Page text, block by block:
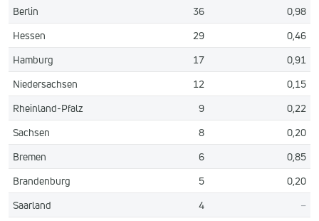
Berlin
36
0,98
Hessen
29
0,46
Hamburg
17
0,91
Niedersachsen
12
0,15
Rheinland-Pfalz
9
0,22
Sachsen
8
0,20
Bremen
6
0,85
Brandenburg
5
0,20
Saarland
4
–